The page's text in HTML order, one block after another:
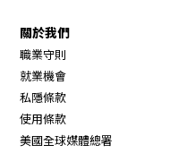
關於我們
職業守則
就業機會
私隱條款
使用條款
美國全球媒體總署